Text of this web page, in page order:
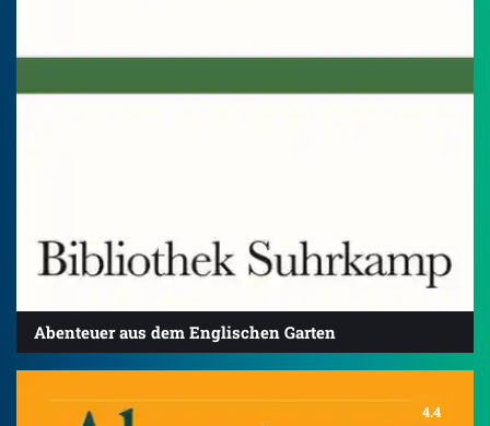
Abenteuer aus dem Englischen Garten
4.4